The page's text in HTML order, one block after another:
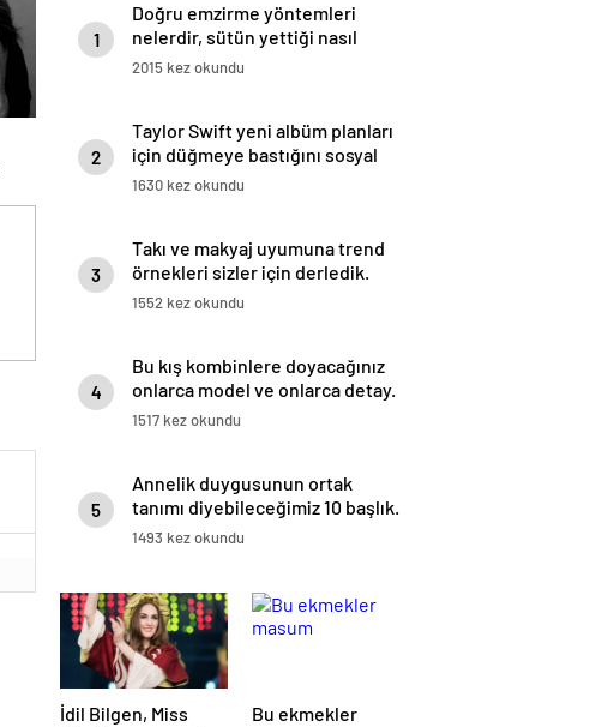
1
Doğru emzirme yöntemleri
nelerdir, sütün yettiği nasıl
anlaşılır?
2015 kez okundu
2
Taylor Swift yeni albüm planları
için düğmeye bastığını sosyal
medyadan duyurdu!
1630 kez okundu
3
Takı ve makyaj uyumuna trend
örnekleri sizler için derledik.
1552 kez okundu
4
Bu kış kombinlere doyacağınız
onlarca model ve onlarca detay.
1517 kez okundu
5
Annelik duygusunun ortak
tanımı diyebileceğimiz 10 başlık.
1493 kez okundu
İdil Bilgen, Miss
Bu ekmekler